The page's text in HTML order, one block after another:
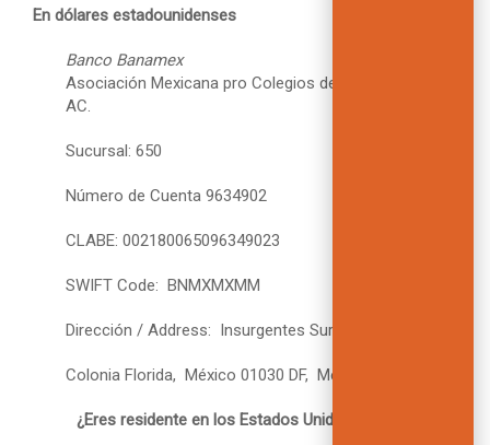
En dólares estadounidenses
Banco Banamex
Asociación Mexicana pro Colegios del Mundo Unido,
AC.
Sucursal: 650
Número de Cuenta 9634902
CLABE: 002180065096349023
SWIFT Code: BNMXMXMM
Dirección / Address: Insurgentes Sur 1918 PB
Colonia Florida, México 01030 DF, México
¿Eres residente en los Estados Unidos?